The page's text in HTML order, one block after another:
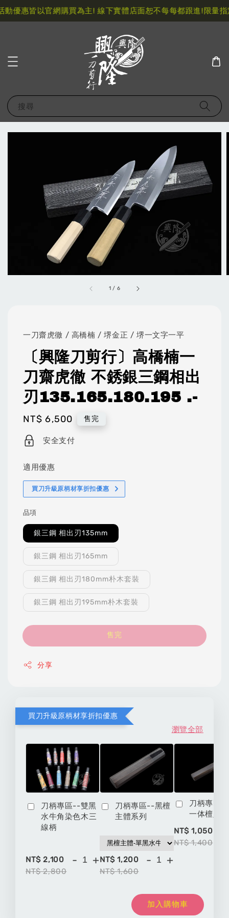
優惠皆以官網購買為主! 線下實體店面恕不每每都跟進!限量指
搜尋
1 / 6
一刀齋虎徹 / 高橋楠 / 堺金正 / 堺一文字一平
〔興隆刀剪行〕高橋楠一
刀齋虎徹 不銹銀三鋼相出
刃135.165.180.195 .-
Regular
price
NT$ 6,500 售完
安全支付
適用優惠
買刀升級原柄材享折扣優惠
品項
銀三鋼 相出刃135mm
銀三鋼 相出刃165mm
銀三鋼 相出刃180mm朴木套裝
銀三鋼 相出刃195mm朴木套裝
售完
分享
買刀升級原柄材享折扣優惠
瀏覽全部
刀柄專區--雙黑
水牛角染色木三
線柄
NT$ 2,100
NT$ 2,800
- +
刀柄專區--黑檀
主體系列
NT$ 1,200
NT$ 1,600
- +
刀柄專區
一体檀八
NT$ 1,050
NT$ 1,400
加入購物車